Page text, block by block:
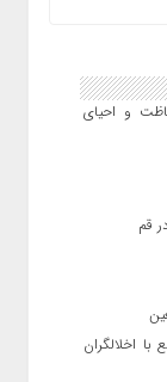
و احیای
با اخلالگران